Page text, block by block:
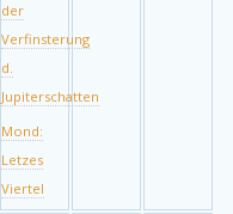
der
Verfinsterung
d.
Jupiterschatten
Mond:
Letzes
Viertel